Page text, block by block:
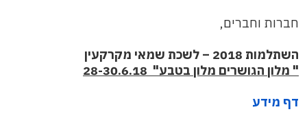
חברות וחברים,
השתלמות
לשכת שמאי מקרקעין
" מלון הגושרים מלון בטבע" 28-30.6.18
דף מידע